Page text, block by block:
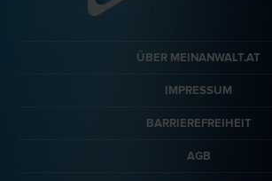
ÜBER MEINANWALT.AT
IMPRESSUM
BARRIEREFREIHEIT
AGB